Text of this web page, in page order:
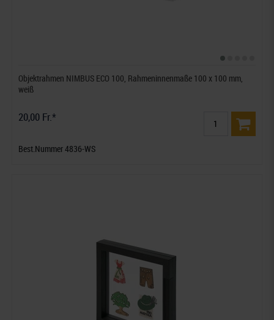
Objektrahmen NIMBUS ECO 100, Rahmeninnenmaße 100 x 100 mm,
weiß
20,00 Fr.*
Best.Nummer 4836-WS